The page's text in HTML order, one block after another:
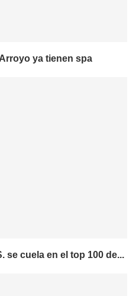
ya tienen spa
se cuela en el top 100 de...